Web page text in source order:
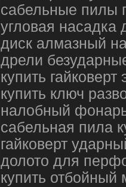
сабельные пилы
угловая насадка
диск алмазный
дрели
купить
купить ключ
налобный
сабельная пила
гайковерт
долото для
купить отбойный